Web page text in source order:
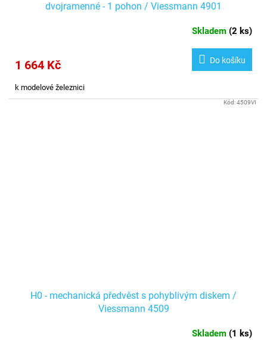
dvojramenné - 1 pohon / Viessmann 4901
Skladem (2 ks)
1 664 Kč Do košíku
k modelové železnici
H0 - mechanická předvěst s pohyblivým diskem /
Viessmann 4509
Skladem (1 ks)
Kód:4509VI